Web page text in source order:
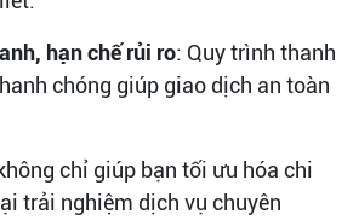
hạn chế rủi ro: Quy trình thanh
chóng giúp giao dịch an toàn
chỉ giúp bạn tối ưu hóa chi
trải nghiệm dịch vụ chuyên